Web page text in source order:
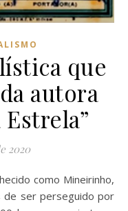
que
autora
Estrela”
2020
de ser perseguido por